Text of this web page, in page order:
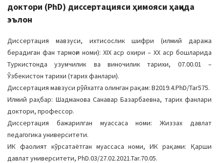
доктори (PhD) диссертацияси ҳимояси ҳақида
эълон
Диссертация мавзуси, ихтисослик шифри (илмий даража
берадиган фан тармоғи номи): XIX аср охири – ХХ аср бошларида
Туркистонда узумчилик ва виночилик тарихи, 07.00.01 –
Ўзбекистон тарихи (тарих фанлари).
Диссертация мавзуси рўйхатга олинган рақам: B2019.4.PhD/Tar575.
Илмий раҳбар: Шадманова Санавар Базарбаевна, тарих фанлари
доктори, профессор.
Диссертация бажарилган муассаса номи: Жиззах давлат
педагогика университети.
ИК фаолият кўрсатаётган муассаса номи, ИК рақами: Қарши
давлат университети, PhD.03/27.02.2021.Tar.70.05.